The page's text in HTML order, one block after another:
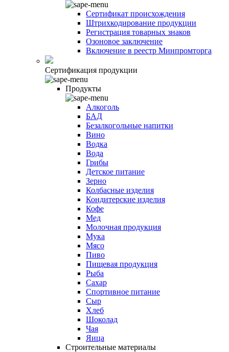
Сертификат происхождения
Штрихкодирование продукции
Регистрация товарных знаков
Озоновое заключение
Включение в реестр Минпромторга
Сертификация продукции
Продукты
Алкоголь
БАД
Безалкогольные напитки
Вино
Водка
Вода
Грибы
Детское питание
Зерно
Колбасные изделия
Кондитерские изделия
Кофе
Мед
Молочная продукция
Мука
Мясо
Пиво
Пищевая продукция
Рыба
Сахар
Спортивное питание
Сыр
Хлеб
Шоколад
Чая
Яица
Строительные материалы